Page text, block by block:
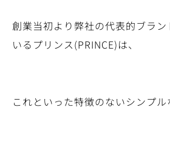
創業当初より弊社の代表的ブラ
いるプリンス(PRINCE)は、
これといった特徴のないシンプル